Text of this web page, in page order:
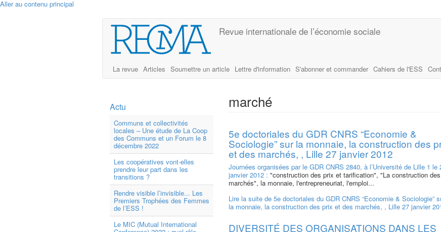
Aller au contenu principal
Revue internationale de l’économie sociale
La revue Articles Soumettre un article Lettre d'information S'abonner et commander Cahiers de l'ESS
Actu
Communs et collectivités
locales – Une étude de La Coop
des Communs et un Forum le 8
décembre 2022
Les coopératives vont-elles
prendre leur part dans les
transitions ?
Rendre visible l’invisible... Les
Premiers Trophées des Femmes
de l’ESS !
Le MIC (Mutual International
marché
5e doctoriales du GDR CNRS “Economie &
Sociologie” sur la monnaie, la construction des
et des marchés, , Lille 27 janvier 2012
Journées organisées par le GDR CNRS 2840, à l’Université de Lille 1 le
janvier 2012 : "construction des prix et tarification", "La construction des
marchés", la monnaie, l'entrepreneuriat, l'emploi...
Lire la suite de 5e doctoriales du GDR CNRS “Economie & Sociologie”
la monnaie, la construction des prix et des marchés, , Lille 27 janvier
DIVERSITÉ DES ORGANISATIONS DANS LES